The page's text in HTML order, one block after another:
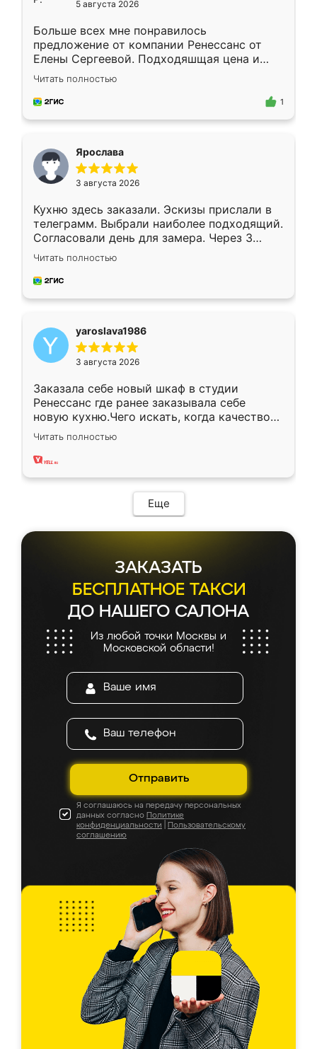
5 августа 2026
Больше всех мне понравилось
предложение от компании Ренессанс от
Елены Сергеевой. Подходяшщая цена и
короткие сроки изготовления. Приехавший
для замера сотрудник Владислав
предложил по моему эскизу самый
Читать полностью
1
Ярослава
3 августа 2026
Кухню здесь заказали. Эскизы прислали в
телеграмм. Выбрали наиболее подходящий.
Согласовали день для замера. Через 3
недели кухня была уже готова. Остались
довольны работой. Спасибо Ренессанс
мебель за качественную работу!
Читать полностью
yaroslava1986
3 августа 2026
Заказала себе новый шкаф в студии
Ренессанс где ранее заказывала себе
новую кухню.Чего искать, когда качеством
вполне довольна. Служит кухня уже почти
два года, нареканий нет.
Читать полностью
Еще
ЗАКАЗАТЬ
БЕСПЛАТНОЕ ТАКСИ
ДО НАШЕГО САЛОНА
Из любой точки Москвы и
Московской области!
Отправить
Я соглашаюсь на передачу персональных
данных согласно Политике
конфиденциальности
Пользовательскому
соглашению